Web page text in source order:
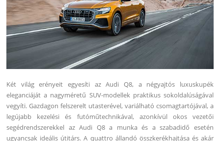
Két világ erényeit egyesíti az Audi Q8, a négyajtós luxuskupék
eleganciáját a nagyméretű SUV-modellek praktikus sokoldalúságával
vegyíti. Gazdagon felszerelt utasterével, variálható csomagtartójával, a
legújabb kezelési és futóműtechnikával, azonkívül okos vezetői
segédrendszerekkel az Audi Q8 a munka és a szabadidő esetén
ugyancsak ideális útitárs. A quattro állandó összkerékhajtása és akár